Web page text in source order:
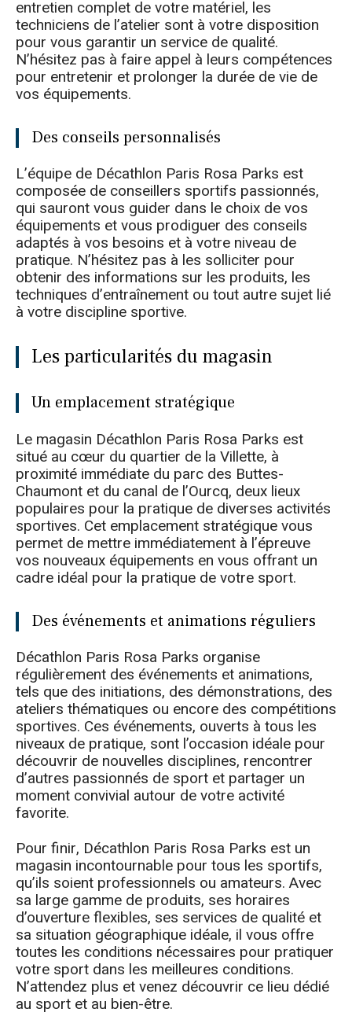
entretien complet de votre matériel, les
techniciens de l’atelier sont à votre disposition
pour vous garantir un service de qualité.
N’hésitez pas à faire appel à leurs compétences
pour entretenir et prolonger la durée de vie de
vos équipements.
Des conseils personnalisés
L’équipe de Décathlon Paris Rosa Parks est
composée de conseillers sportifs passionnés,
qui sauront vous guider dans le choix de vos
équipements et vous prodiguer des conseils
adaptés à vos besoins et à votre niveau de
pratique. N’hésitez pas à les solliciter pour
obtenir des informations sur les produits, les
techniques d’entraînement ou tout autre sujet lié
à votre discipline sportive.
Les particularités du magasin
Un emplacement stratégique
Le magasin Décathlon Paris Rosa Parks est
situé au cœur du quartier de la Villette, à
proximité immédiate du parc des Buttes-
Chaumont et du canal de l’Ourcq, deux lieux
populaires pour la pratique de diverses activités
sportives. Cet emplacement stratégique vous
permet de mettre immédiatement à l’épreuve
vos nouveaux équipements en vous offrant un
cadre idéal pour la pratique de votre sport.
Des événements et animations réguliers
Décathlon Paris Rosa Parks organise
régulièrement des événements et animations,
tels que des initiations, des démonstrations, des
ateliers thématiques ou encore des compétitions
sportives. Ces événements, ouverts à tous les
niveaux de pratique, sont l’occasion idéale pour
découvrir de nouvelles disciplines, rencontrer
d’autres passionnés de sport et partager un
moment convivial autour de votre activité
favorite.
Pour finir, Décathlon Paris Rosa Parks est un
magasin incontournable pour tous les sportifs,
qu’ils soient professionnels ou amateurs. Avec
sa large gamme de produits, ses horaires
d’ouverture flexibles, ses services de qualité et
sa situation géographique idéale, il vous offre
toutes les conditions nécessaires pour pratiquer
votre sport dans les meilleures conditions.
N’attendez plus et venez découvrir ce lieu dédié
au sport et au bien-être.